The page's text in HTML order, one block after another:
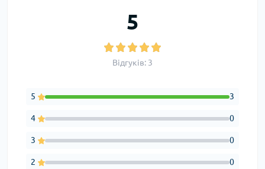
5
Відгуків: 3
5 3
4 0
3 0
2 0